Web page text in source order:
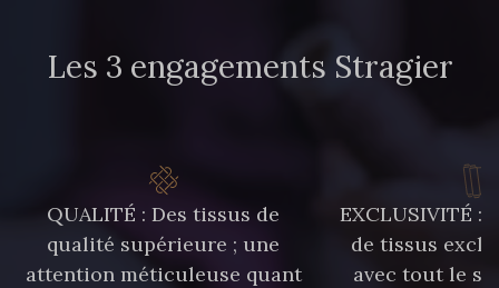
Les 3 engagements Stragier
QUALITÉ : Des tissus de
qualité supérieure ; une
attention méticuleuse quant
EXCLUSIVITÉ :
de tissus
avec tout le